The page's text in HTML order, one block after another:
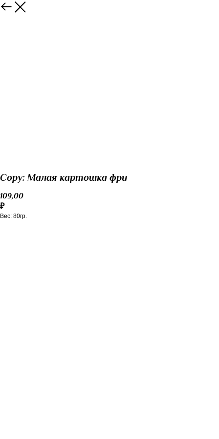
Copy: Малая картошка фри
109,00
₽
Вес: 80гр.